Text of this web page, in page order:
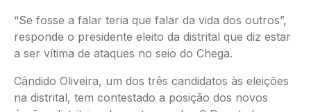
“Se fosse a falar teria que falar da vida dos outros”,
responde o presidente eleito da distrital que diz estar
a ser vítima de ataques no seio do Chega.
Cândido Oliveira, um dos três candidatos às eleições
na distrital, tem contestado a posição dos novos